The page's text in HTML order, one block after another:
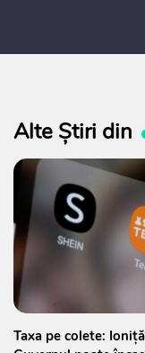
publice
Alte Știri din
Taxa pe colete: